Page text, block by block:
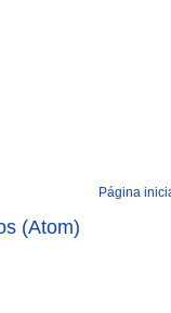
Página
(Atom)